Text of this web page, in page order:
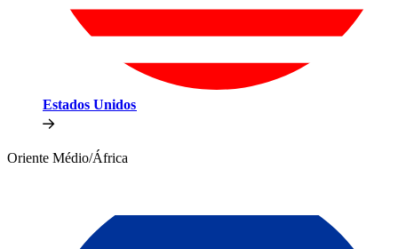
Estados Unidos​​
Oriente Médio/África​​